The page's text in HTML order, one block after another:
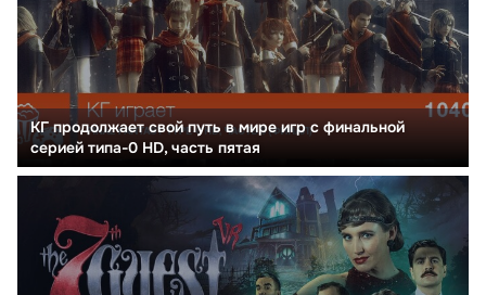
КГ продолжает свой путь в мире игр с финальной
серией типа-0 HD, часть пятая